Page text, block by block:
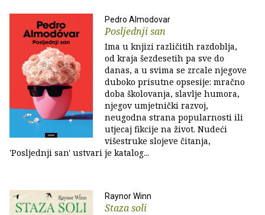
Pedro Almodovar
Posljednji san
Ima u knjizi različitih razdoblja,
od kraja šezdesetih pa sve do
danas, a u svima se zrcale njegove
duboko prisutne opsesije: mračno
doba školovanja, slavlje humora,
njegov umjetnički razvoj,
neugodna strana popularnosti ili
utjecaj fikcije na život. Nudeći
višestruke slojeve čitanja,
'Posljednji san' ustvari je katalog...
Raynor Winn
Staza soli